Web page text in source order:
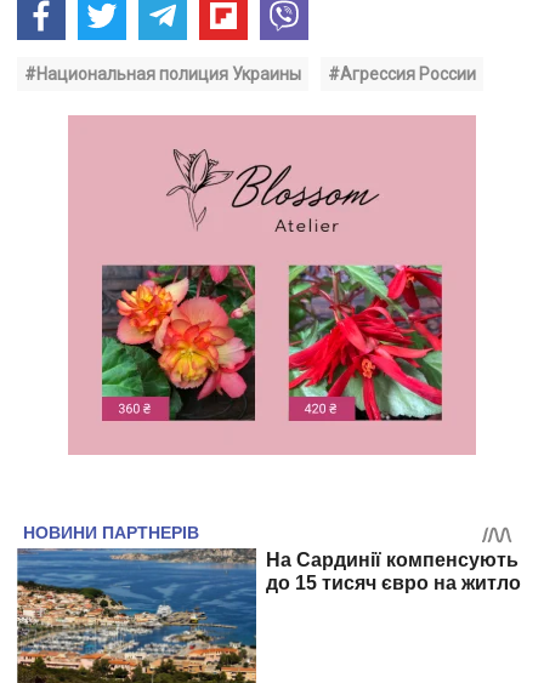
#Национальная полиция Украины #Агрессия России